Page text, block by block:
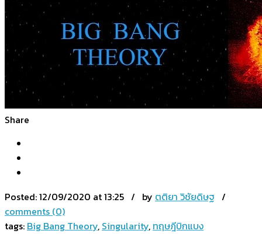
Share
Posted:12/09/2020 at 13:25 / by ตติยา วิชัยดิษฐ /
comments (0)
tags: Big Bang Theory, Singularity, ทฤษฎีบิกแบง